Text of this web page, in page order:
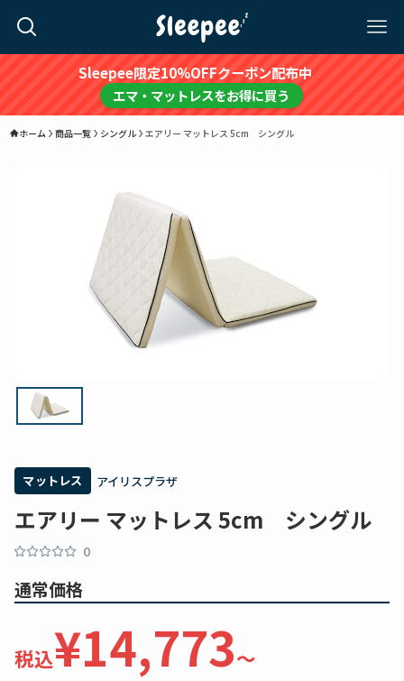
Sleepee限定10%OFFクーポン配布中
エマ・マットレスをお得に買う
ホーム 商品一覧 シングル エアリー マットレス 5cm シングル
マットレス アイリスプラザ
エアリー マットレス 5cm シングル
0
通常価格
税込¥14,773〜